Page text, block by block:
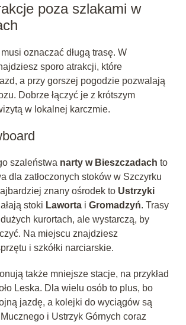
poza szlakami w
oznaczać długą trasę. W
sporo atrakcji, które
a przy gorszej pogodzie pozwalają
Dobrze łączyć je z krótszym
w lokalnej karczmie.
szaleństwa narty w Bieszczadach to
dla zatłoczonych stoków w Szczyrku
znany ośrodek to Ustrzyki
stoki Lawortai Gromadzyń. Trasy
kurortach, ale wystarczą, by
Na miejscu znajdziesz
i szkółki narciarskie.
także mniejsze stacje, na przykład
Leska. Dla wielu osób to plus, bo
jazdę, a kolejki do wyciągów są
i Ustrzyk Górnych coraz